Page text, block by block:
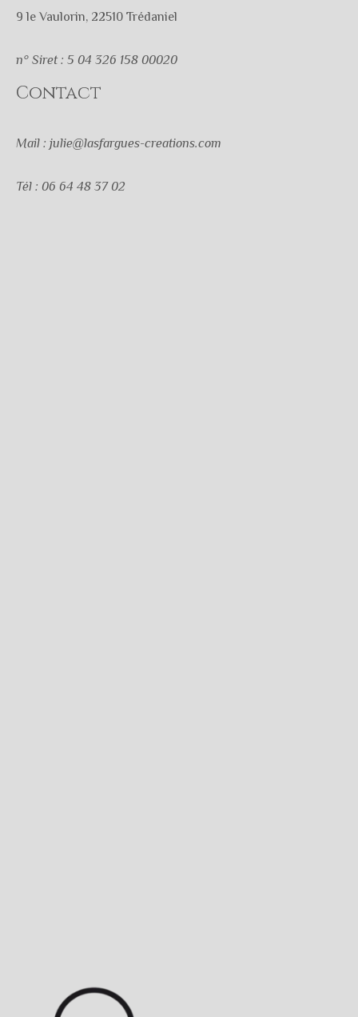
9 le Vaulorin, 22510 Trédaniel
n° Siret : 5 04 326 158 00020
Contact
Mail : julie@lasfargues-creations.com
Tél : 06 64 48 37 02